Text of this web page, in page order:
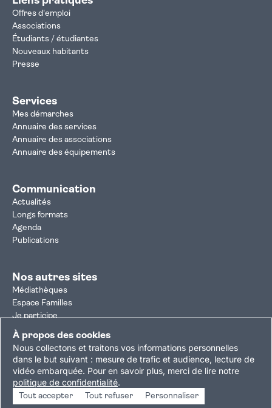
À propos des cookies
Nous collectons et traitons vos informations personnelles
dans le but suivant : mesure de trafic et audience, lecture de
vidéo embarquée. Pour en savoir plus, merci de lire notre
politique de confidentialité.
Tout accepter Tout refuser Personnaliser
Offres d'emploi
Associations
Étudiants / étudiantes
Nouveaux habitants
Presse
Services
Mes démarches
Annuaire des services
Annuaire des associations
Annuaire des équipements
Communication
Actualités
Longs formats
Agenda
Publications
Nos autres sites
Médiathèques
Espace Familles
Je participe
Autorisation d'urbanisme
Résultats électoraux
Plan du site Nous contacterMentions légales
Politique de confidentialitéAccessibilité : partiellement conforme
Gestion des cookies
Copyright © 2026 Ville de Villejuif